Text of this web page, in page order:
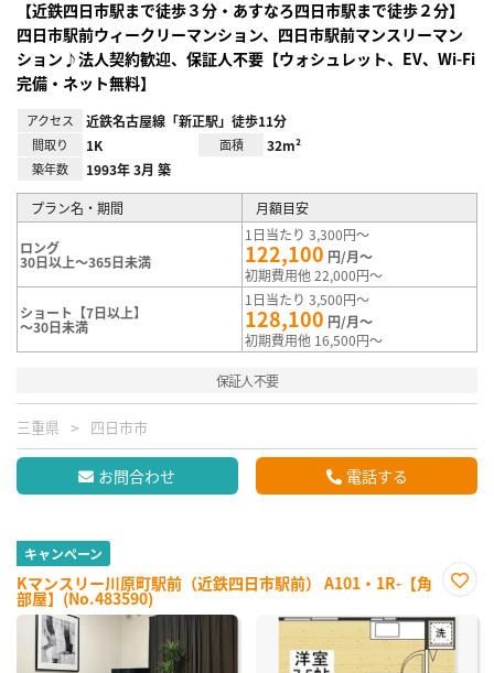
【近鉄四日市駅まで徒歩３分・あすなろ四日市駅まで徒歩２分】
四日市駅前ウィークリーマンション、四日市駅前マンスリーマン
ション♪法人契約歓迎、保証人不要【ウォシュレット、EV、Wi-Fi
完備・ネット無料】
アクセス 近鉄名古屋線「新正駅」徒歩11分
間取り 1K 面積 32m²
築年数 1993年 3月 築
プラン名・期間 月額目安
ロング
30日以上～365日未満
1日当たり 3,300円～
122,100 円/月～
初期費用他 22,000円～
ショート【7日以上】
～30日未満
1日当たり 3,500円～
128,100 円/月～
初期費用他 16,500円～
保証人不要
三重県 四日市市
お問合わせ 電話する
キャンペーン
Kマンスリー川原町駅前（近鉄四日市駅前） A101・1R-【角
部屋】(No.483590)
に入
り登
録